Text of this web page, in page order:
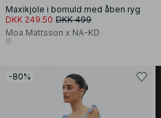
Maxikjole i bomuld med åben ryg
DKK 249.50 DKK 499
Moa Mattsson x NA-KD
-80%